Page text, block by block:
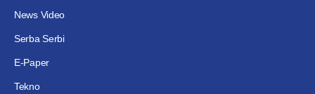
News Video
Serba Serbi
E-Paper
Tekno